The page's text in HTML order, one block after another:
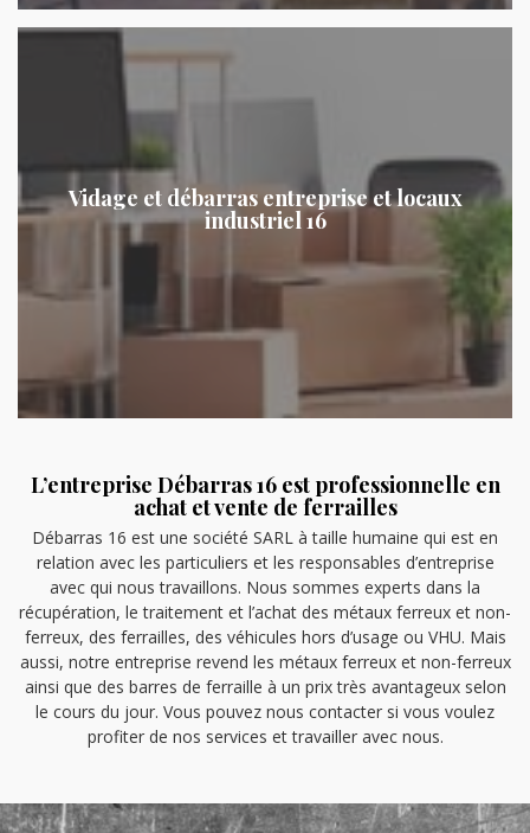
Vidage et débarras entreprise et locaux
industriel 16
L’entreprise Débarras 16 est professionnelle en
achat et vente de ferrailles
Débarras 16 est une société SARL à taille humaine qui est en
relation avec les particuliers et les responsables d’entreprise
avec qui nous travaillons. Nous sommes experts dans la
récupération, le traitement et l’achat des métaux ferreux et non-
ferreux, des ferrailles, des véhicules hors d’usage ou VHU. Mais
aussi, notre entreprise revend les métaux ferreux et non-ferreux
ainsi que des barres de ferraille à un prix très avantageux selon
le cours du jour. Vous pouvez nous contacter si vous voulez
profiter de nos services et travailler avec nous.